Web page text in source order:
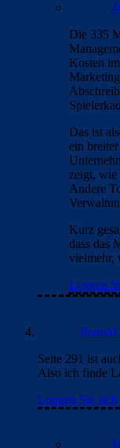
Die 335
Kosten
Das ist
ein
zeigt, wie
Andere
Kurz
dass das
vielmehr,
Loggen
Seite 291 ist
Also ich finde
Loggen Sie